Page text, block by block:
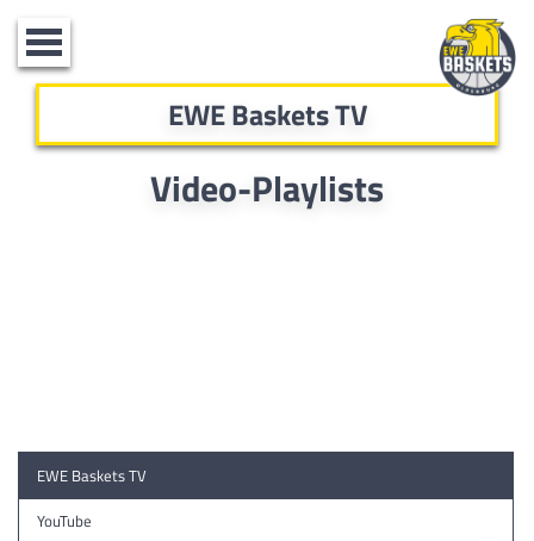
Toggle
navigation
EWE Baskets TV
Video-Playlists
EWE Baskets TV
YouTube